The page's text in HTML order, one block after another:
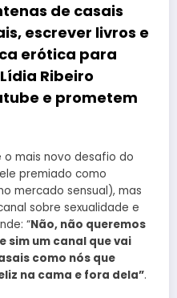
de casais
escrever livros e
erótica para
Lídia Ribeiro
e prometem
o mais novo desafio do
premiado como
mercado sensual), mas
sobre sexualidade e
“Não, não queremos
sim um canal que vai
como nós que
na cama e fora dela”.